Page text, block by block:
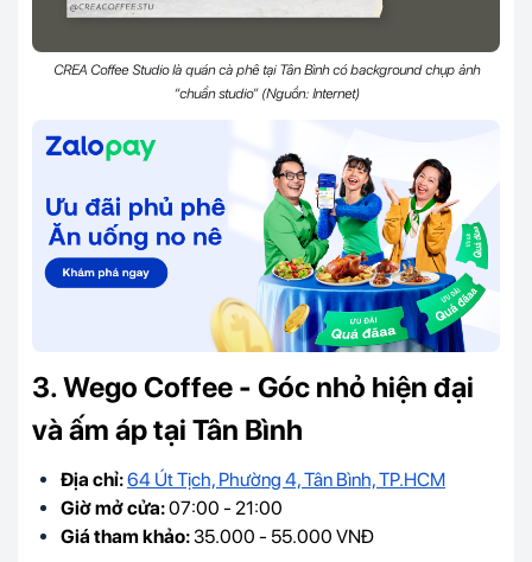
CREA Coffee Studio là quán cà phê tại Tân Bình có background chụp ảnh
“chuẩn studio” (Nguồn: Internet)
3. Wego Coffee - Góc nhỏ hiện đại
và ấm áp tại Tân Bình
Địa chỉ:64 Út Tịch, Phường 4, Tân Bình, TP.HCM
Giờ mở cửa:07:00 - 21:00
Giá tham khảo:35.000 - 55.000 VNĐ